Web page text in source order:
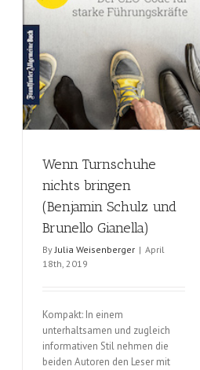
Wenn Turnschuhe
nichts bringen
(Benjamin Schulz und
Brunello Gianella)
ByJulia Weisenberger | April
18th, 2019
Kompakt: In einem
unterhaltsamen und zugleich
informativen Stil nehmen die
beiden Autoren den Leser mit